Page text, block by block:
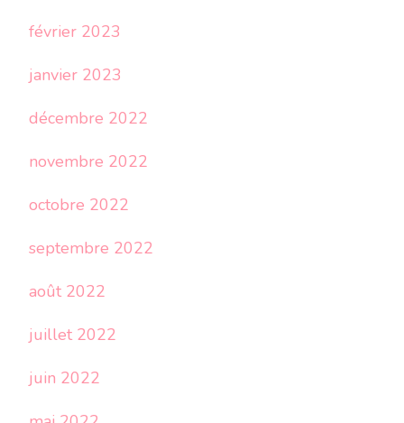
février 2023
janvier 2023
décembre 2022
novembre 2022
octobre 2022
septembre 2022
août 2022
juillet 2022
juin 2022